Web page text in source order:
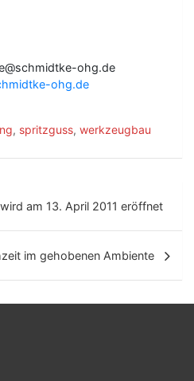
ohg.de
ohg.de
, spritzguss, werkzeugbau
wird am 13. April 2011 eröffnet
im gehobenen Ambiente